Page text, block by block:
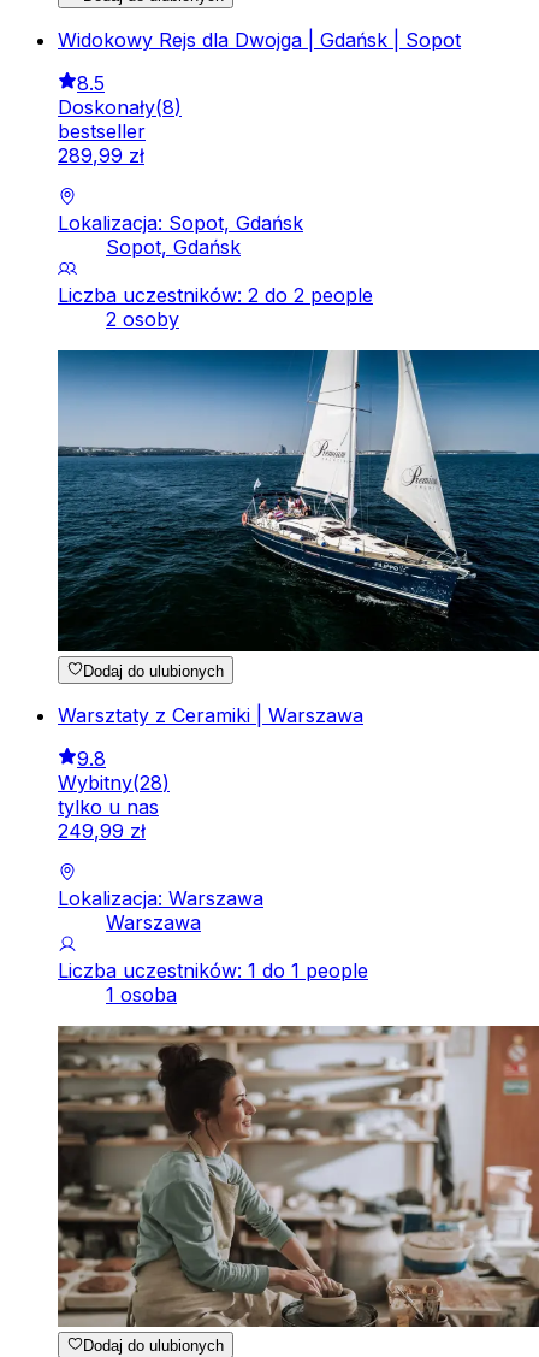
Widokowy Rejs dla Dwojga | Gdańsk | Sopot
8.5
Doskonały(8)
bestseller
289,99 zł
Lokalizacja: Sopot, Gdańsk
Sopot, Gdańsk
Liczba uczestników: 2 do 2 people
2 osoby
Dodaj do ulubionych
Warsztaty z Ceramiki | Warszawa
9.8
Wybitny(28)
tylko u nas
249,99 zł
Lokalizacja: Warszawa
Warszawa
Liczba uczestników: 1 do 1 people
1 osoba
Dodaj do ulubionych